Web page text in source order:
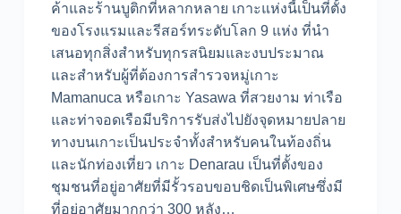
ค้าและร้านบูติกที่หลากหลาย เกาะแห่งนี้เป็นที่ตั้ง
ของโรงแรมและรีสอร์ทระดับโลก 9 แห่ง ที่นำ
เสนอทุกสิ่งสำหรับทุกรสนิยมและงบประมาณ
และสำหรับผู้ที่ต้องการสำรวจหมู่เกาะ
Mamanuca หรือเกาะ Yasawa ที่สวยงาม ท่าเรือ
และท่าจอดเรือมีบริการรับส่งไปยังจุดหมายปลาย
ทางบนเกาะเป็นประจำทั้งสำหรับคนในท้องถิ่น
และนักท่องเที่ยว เกาะ Denarau เป็นที่ตั้งของ
ชุมชนที่อยู่อาศัยที่มีรั้วรอบขอบชิดเป็นพิเศษซึ่งมี
ที่อยู่อาศัยมากกว่า 300 หลัง…